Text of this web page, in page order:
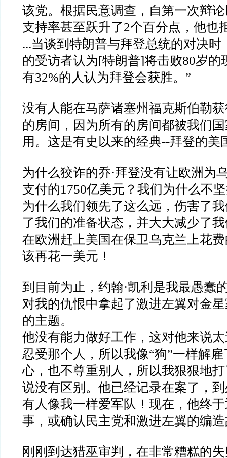
该党。根据民意调查，自第一次辩
支持率甚至跃升了2个百分点，他也
...当谈到特朗普与拜登总统的对决时
的受访者认为[特朗普]将击败80岁的
有32%的人认为拜登会获胜。 ”
没有人能在马萨诸塞州福克斯伯勒
的房间，因为所有的房间都被我们
用。这是有史以来的经典--拜登的美
为什么狡诈的乔·拜登没有让欧洲为
支付的1750亿美元？我们为什么不
为什么我们领先了这么远，伤害了
了我们的准备状态，并大大减少了
在欧洲赶上美国在保卫乌克兰上花
该再花一美元！
到目前为止，约翰·凯利是我最愚蠢
对我的仇恨中拿起了激进左翼对金
的主题。
他没有能力做好工作，这对他来说
忍受那个人，所以我像“狗”一样解
心，也不尊重别人，所以我狠狠地
说没有区别。他已经记录在案了，
有人像我一样爱军队！现在，他终
事，或确认民主党和激进左翼的编
刚刚到达猎巫审判，在非常糟糕的